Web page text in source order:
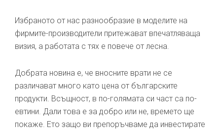
Избраното от нас разнообразие в моделите на
фирмите-производители притежават впечатляваща
визия, а работата с тях е повече от лесна.
Добрата новина е, че вносните врати не се
различават много като цена от българските
продукти. Всъщност, в по-голямата си част са по-
евтини. Дали това е за добро или не, времето ще
покаже. Ето защо ви препоръчваме да инвестирате